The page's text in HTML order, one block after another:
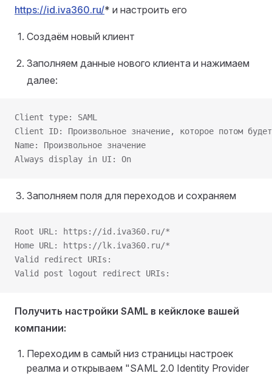
https://id.iva360.ru/* и настроить его
Создаём новый клиент
Заполняем данные нового клиента и нажимаем
далее:
Client type: SAML
Client ID: Произвольное значение, которое потом
Name: Произвольное значение
Always display in UI: On
Заполняем поля для переходов и сохраняем
Root URL: https://id.iva360.ru/*
Home URL: https://lk.iva360.ru/*
Valid redirect URIs:
Valid post logout redirect URIs:
Получить настройки SAML в кейклоке вашей
компании:
Переходим в самый низ страницы настроек
реалма и открываем "SAML 2.0 Identity Provider